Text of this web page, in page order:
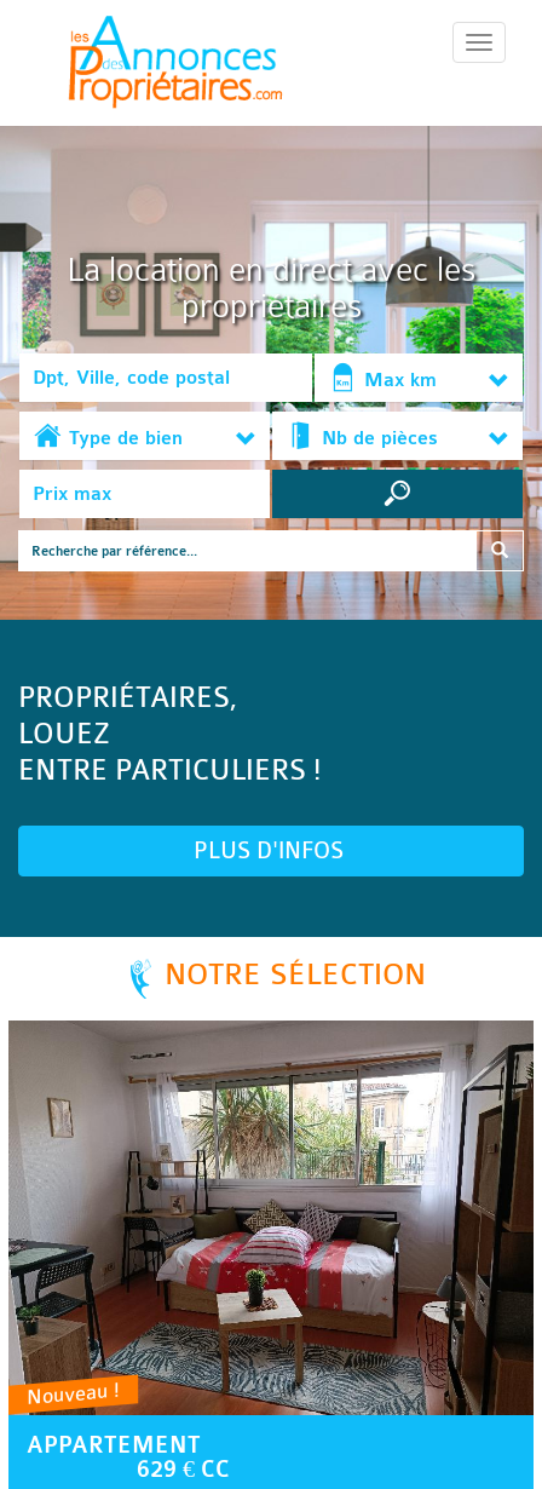
::Menu::
La location en direct avec les
propriétaires
Max km
Type de bien Nb de pièces
PROPRIÉTAIRES,
LOUEZ
ENTRE PARTICULIERS !
PLUS D'INFOS
NOTRE SÉLECTION
Nouveau !
APPARTEMENT
629 € CC